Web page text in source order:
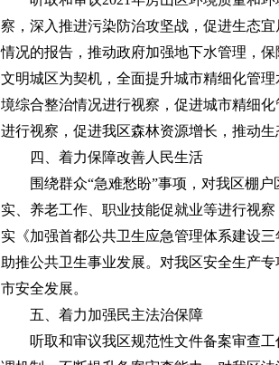
察，深入推进污染防治攻坚战，促进生态
情况的报告，推动政府加强地下水管理，
文明城区为契机，全面提升城市精细化管
境综合整治情况进行视察，促进城市精细
进行视察，促进我区森林资源增长，推动
四、着力保障改善人民生活
围绕群众“急难愁盼”事项，对我区棚户
实、养老工作、职业技能促就业等进行视
实《加强首都公共卫生应急管理体系建设
助推公共卫生事业发展。对我区安全生产
市安全发展。
五、着力加强民主法治保障
听取和审议我区规范性文件备案审查工